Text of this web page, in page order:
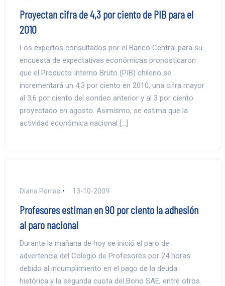
Proyectan cifra de 4,3 por ciento de PIB para el
2010
Los expertos consultados por el Banco Central para su
encuesta de expectativas económicas pronosticaron
que el Producto Interno Bruto (PIB) chileno se
incrementará un 4,3 por ciento en 2010, una cifra mayor
al 3,6 por ciento del sondeo anterior y al 3 por ciento
proyectado en agosto. Asimismo, se estima que la
actividad económica nacional […]
Diana Porras 13-10-2009
Profesores estiman en 90 por ciento la adhesión
al paro nacional
Durante la mañana de hoy se inició el paro de
advertencia del Colegio de Profesores por 24 horas
debido al incumplimiento en el pago de la deuda
histórica y la segunda cuota del Bono SAE, entre otros.